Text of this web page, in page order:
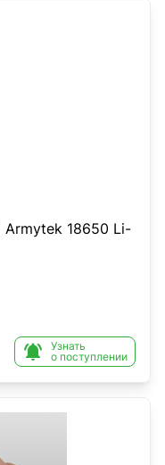
18650 Li-

Узнать
о поступлении